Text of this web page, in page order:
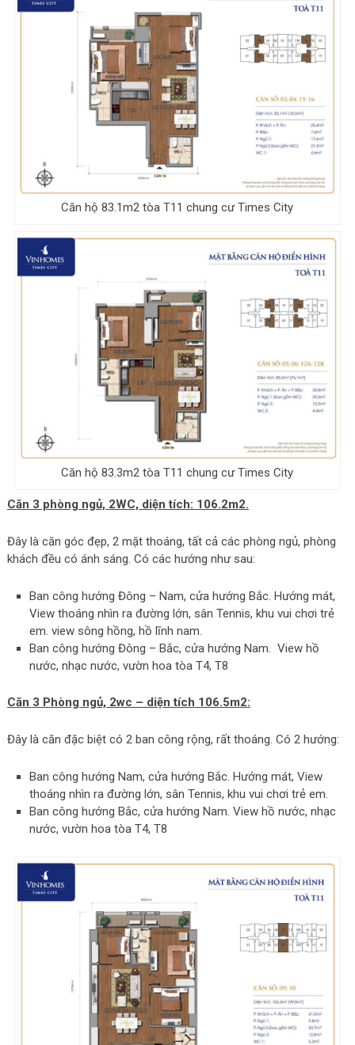
Căn hộ 83.1m2 tòa T11 chung cư Times City
Căn hộ 83.3m2 tòa T11 chung cư Times City
Căn 3 phòng ngủ, 2WC, diện tích: 106.2m2.
Đây là căn góc đẹp, 2 mặt thoáng, tất cả các phòng ngủ, phòng
khách đều có ánh sáng. Có các hướng như sau:
Ban công hướng Đông – Nam, cửa hướng Bắc. Hướng mát,
View thoáng nhìn ra đường lớn, sân Tennis, khu vui chơi trẻ
em. view sông hồng, hồ lĩnh nam.
Ban công hướng Đông – Bắc, cửa hướng Nam. View hồ
nước, nhạc nước, vườn hoa tòa T4, T8
Căn 3 Phòng ngủ, 2wc – diện tích 106.5m2:
Đây là căn đặc biệt có 2 ban công rộng, rất thoáng. Có 2 hướng:
Ban công hướng Nam, cửa hướng Bắc. Hướng mát, View
thoáng nhìn ra đường lớn, sân Tennis, khu vui chơi trẻ em.
Ban công hướng Bắc, cửa hướng Nam. View hồ nước, nhạc
nước, vườn hoa tòa T4, T8